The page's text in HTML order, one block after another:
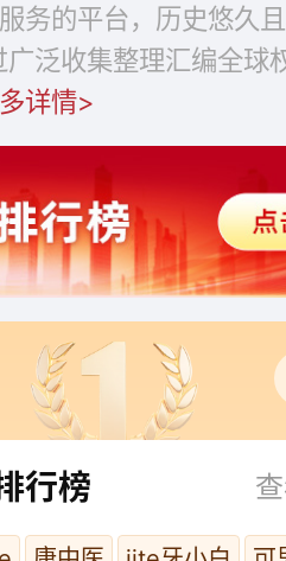
务的平台，历史悠久
泛收集整理汇编全球
详情>
行榜